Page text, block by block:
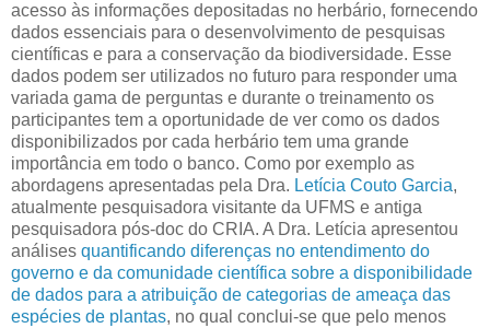
acesso às informações depositadas no herbário, fornecendo
dados essenciais para o desenvolvimento de pesquisas
científicas e para a conservação da biodiversidade. Esse
dados podem ser utilizados no futuro para responder uma
variada gama de perguntas e durante o treinamento os
participantes tem a oportunidade de ver como os dados
disponibilizados por cada herbário tem uma grande
importância em todo o banco. Como por exemplo as
abordagens apresentadas pela Dra. Letícia Couto Garcia,
atualmente pesquisadora visitante da UFMS e antiga
pesquisadora pós-doc do CRIA. A Dra. Letícia apresentou
análises quantificando diferenças no entendimento do
governo e da comunidade científica sobre a disponibilidade
de dados para a atribuição de categorias de ameaça das
espécies de plantas, no qual conclui-se que pelo menos